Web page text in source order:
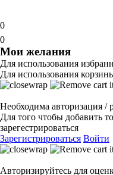
0
0
Мои желания
Для использования
Для использования
Необходима авторизация /
Для того чтобы добавить
зарегестрироваться
Зарегистрироваться Войти
Авторизируйтесь для